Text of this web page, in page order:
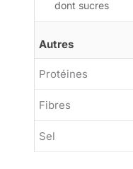
dont sucres
Autres
Protéines
Fibres
Sel